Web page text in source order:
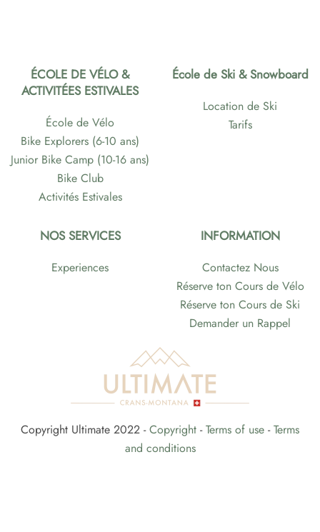
ÉCOLE DE VÉLO &
ACTIVITÉES ESTIVALES
École de Vélo
Bike Explorers (6-10 ans)
Junior Bike Camp (10-16 ans)
Bike Club
Activités Estivales
École de Ski & Snowboard
Location de Ski
Tarifs
NOS SERVICES
Experiences
INFORMATION
Contactez Nous
Réserve ton Cours de Vélo
Réserve ton Cours de Ski
Demander un Rappel
Copyright Ultimate 2022 -Copyright -Terms of use -Terms
and conditions